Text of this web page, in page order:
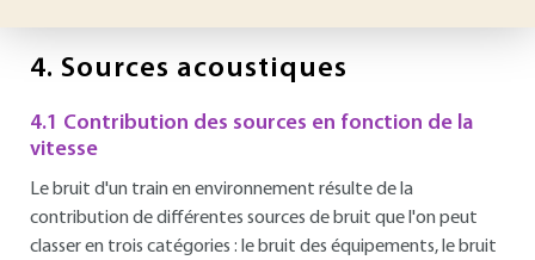
4. Sources acoustiques
4.1 Contribution des sources en fonction de la
vitesse
Le bruit d'un train en environnement résulte de la
contribution de différentes sources de bruit que l'on peut
classer en trois catégories : le bruit des équipements, le bruit